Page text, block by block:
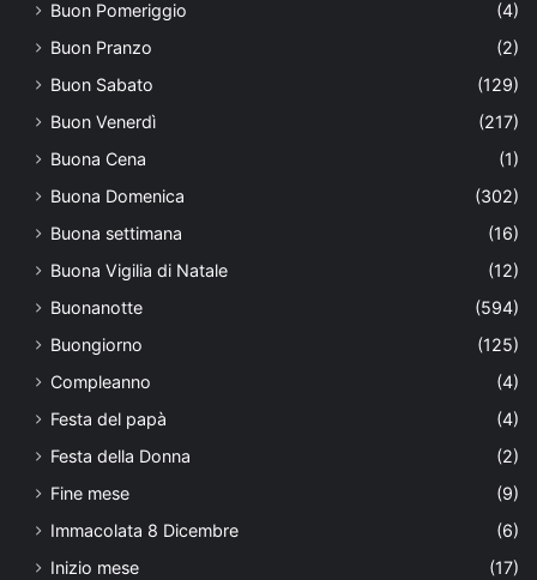
Buon Pomeriggio
(4)
Buon Pranzo
(2)
Buon Sabato
(129)
Buon Venerdì
(217)
Buona Cena
(1)
Buona Domenica
(302)
Buona settimana
(16)
Buona Vigilia di Natale
(12)
Buonanotte
(594)
Buongiorno
(125)
Compleanno
(4)
Festa del papà
(4)
Festa della Donna
(2)
Fine mese
(9)
Immacolata 8 Dicembre
(6)
Inizio mese
(17)